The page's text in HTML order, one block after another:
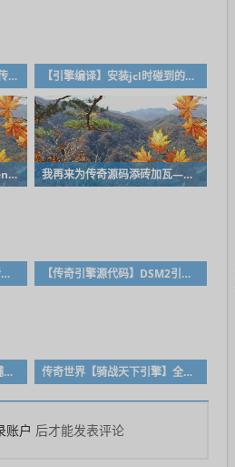
[团购泄露]V2M2四职业引擎传奇源码BLUE升级版 【引擎编译】安装jcl时碰到的问题及解决方法带有jcl下载
【引擎编译】tms component pack v9.2.4.0 for d10.4 sydney的下载及安装 我再来为传奇源码添砖加瓦——源码编译简易教程
【V2M2引擎源码】四职业传奇源码2024BLUE升级版价值5000元 【传奇引擎源代码】DSM2引擎原始未改源代码-3K引擎源码
【传奇脱机工具】传奇脱机辅助工具源代码 传奇世界【骑战天下引擎】全套开发源码
账户 后才能发表评论